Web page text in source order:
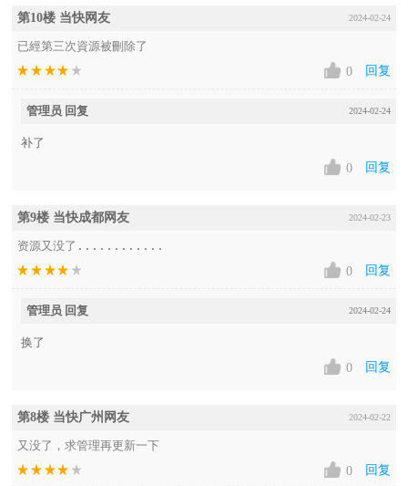
第10楼 当快网友 2024-02-24
已經第三次資源被刪除了
0
回复
管理员 回复 2024-02-24
补了
0
回复
第9楼 当快成都网友 2024-02-23
资源又没了............
0
回复
管理员 回复 2024-02-24
换了
0
回复
第8楼 当快广州网友 2024-02-22
又没了，求管理再更新一下
0
回复